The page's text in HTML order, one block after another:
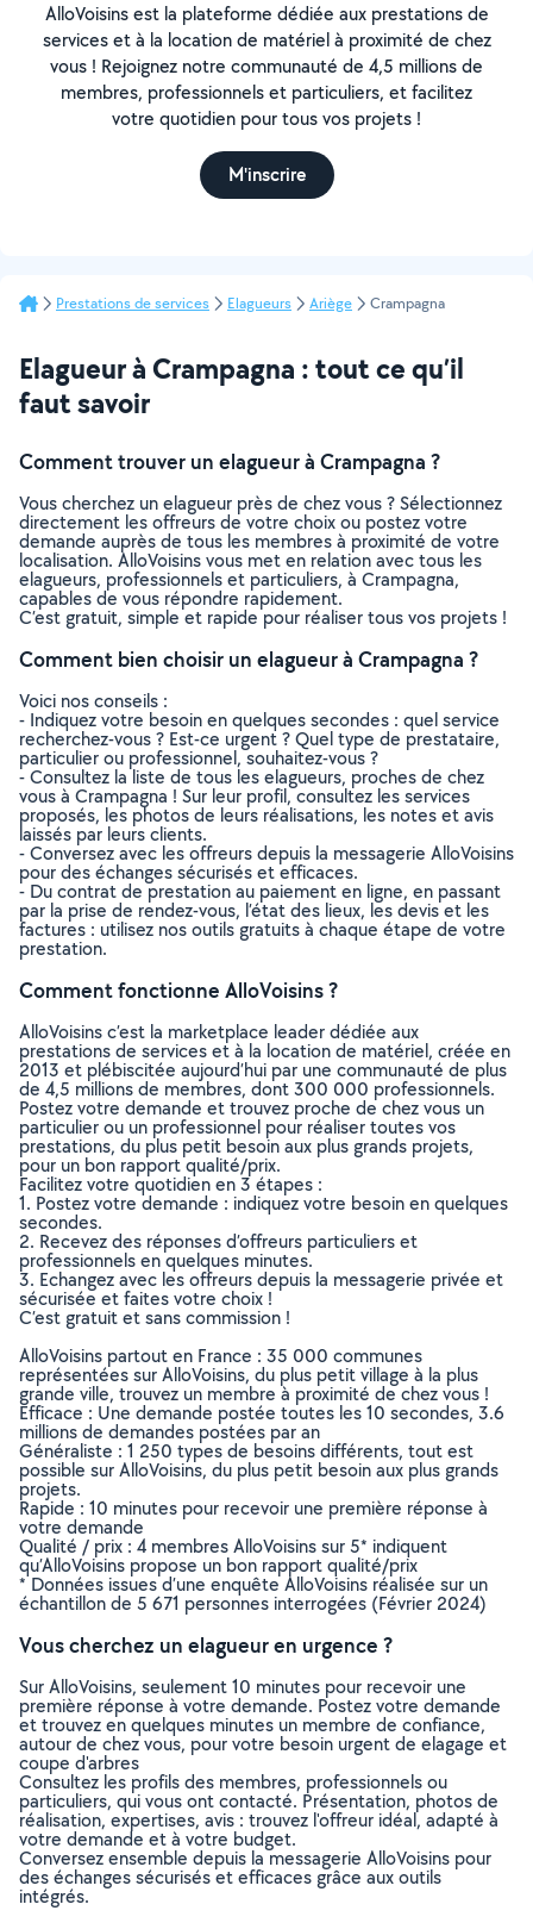
AlloVoisins est la plateforme dédiée aux prestations de
services et à la location de matériel à proximité de chez
vous ! Rejoignez notre communauté de 4,5 millions de
membres, professionnels et particuliers, et facilitez
votre quotidien pour tous vos projets !
M'inscrire
Prestations de services Elagueurs Ariège Crampagna
Elagueur à Crampagna : tout ce qu’il
faut savoir
Comment trouver un elagueur à Crampagna ?
Vous cherchez un elagueur près de chez vous ? Sélectionnez
directement les offreurs de votre choix ou postez votre
demande auprès de tous les membres à proximité de votre
localisation. AlloVoisins vous met en relation avec tous les
elagueurs, professionnels et particuliers, à Crampagna,
capables de vous répondre rapidement.
C’est gratuit, simple et rapide pour réaliser tous vos projets !
Comment bien choisir un elagueur à Crampagna ?
Voici nos conseils :
- Indiquez votre besoin en quelques secondes : quel service
recherchez-vous ? Est-ce urgent ? Quel type de prestataire,
particulier ou professionnel, souhaitez-vous ?
- Consultez la liste de tous les elagueurs, proches de chez
vous à Crampagna ! Sur leur profil, consultez les services
proposés, les photos de leurs réalisations, les notes et avis
laissés par leurs clients.
- Conversez avec les offreurs depuis la messagerie AlloVoisins
pour des échanges sécurisés et efficaces.
- Du contrat de prestation au paiement en ligne, en passant
par la prise de rendez-vous, l’état des lieux, les devis et les
factures : utilisez nos outils gratuits à chaque étape de votre
prestation.
Comment fonctionne AlloVoisins ?
AlloVoisins c’est la marketplace leader dédiée aux
prestations de services et à la location de matériel, créée en
2013 et plébiscitée aujourd’hui par une communauté de plus
de 4,5 millions de membres, dont 300 000 professionnels.
Postez votre demande et trouvez proche de chez vous un
particulier ou un professionnel pour réaliser toutes vos
prestations, du plus petit besoin aux plus grands projets,
pour un bon rapport qualité/prix.
Facilitez votre quotidien en 3 étapes :
1. Postez votre demande : indiquez votre besoin en quelques
secondes.
2. Recevez des réponses d’offreurs particuliers et
professionnels en quelques minutes.
3. Echangez avec les offreurs depuis la messagerie privée et
sécurisée et faites votre choix !
C’est gratuit et sans commission !
AlloVoisins partout en France : 35 000 communes
représentées sur AlloVoisins, du plus petit village à la plus
grande ville, trouvez un membre à proximité de chez vous !
Efficace : Une demande postée toutes les 10 secondes, 3.6
millions de demandes postées par an
Généraliste : 1 250 types de besoins différents, tout est
possible sur AlloVoisins, du plus petit besoin aux plus grands
projets.
Rapide : 10 minutes pour recevoir une première réponse à
votre demande
Qualité / prix : 4 membres AlloVoisins sur 5* indiquent
qu’AlloVoisins propose un bon rapport qualité/prix
* Données issues d’une enquête AlloVoisins réalisée sur un
échantillon de 5 671 personnes interrogées (Février 2024)
Vous cherchez un elagueur en urgence ?
Sur AlloVoisins, seulement 10 minutes pour recevoir une
première réponse à votre demande. Postez votre demande
et trouvez en quelques minutes un membre de confiance,
autour de chez vous, pour votre besoin urgent de elagage et
coupe d'arbres
Consultez les profils des membres, professionnels ou
particuliers, qui vous ont contacté. Présentation, photos de
réalisation, expertises, avis : trouvez l'offreur idéal, adapté à
votre demande et à votre budget.
Conversez ensemble depuis la messagerie AlloVoisins pour
des échanges sécurisés et efficaces grâce aux outils
intégrés.